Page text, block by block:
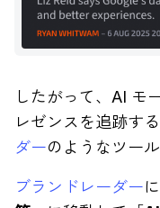
したがって、AI モ
レゼンスを追跡す
ダーのようなツー
ブランドレーダー